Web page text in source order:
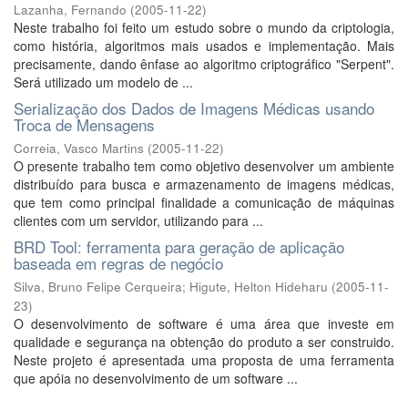
Lazanha, Fernando (2005-11-22)
Neste trabalho foi feito um estudo sobre o mundo da criptologia,
como história, algoritmos mais usados e implementação. Mais
precisamente, dando ênfase ao algoritmo criptográfico "Serpent".
Será utilizado um modelo de ...
Serialização dos Dados de Imagens Médicas usando
Troca de Mensagens
Correia, Vasco Martins (2005-11-22)
O presente trabalho tem como objetivo desenvolver um ambiente
distribuído para busca e armazenamento de imagens médicas,
que tem como principal finalidade a comunicação de máquinas
clientes com um servidor, utilizando para ...
BRD Tool: ferramenta para geração de aplicação
baseada em regras de negócio
Silva, Bruno Felipe Cerqueira; Higute, Helton Hideharu (2005-11-
23)
O desenvolvimento de software é uma área que investe em
qualidade e segurança na obtenção do produto a ser construido.
Neste projeto é apresentada uma proposta de uma ferramenta
que apóia no desenvolvimento de um software ...